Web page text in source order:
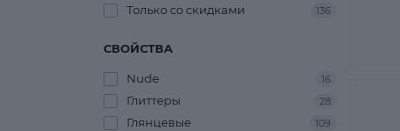
Только со cкидками 136
СВОЙСТВА
Nude 16
Глиттеры 28
Глянцевые 109